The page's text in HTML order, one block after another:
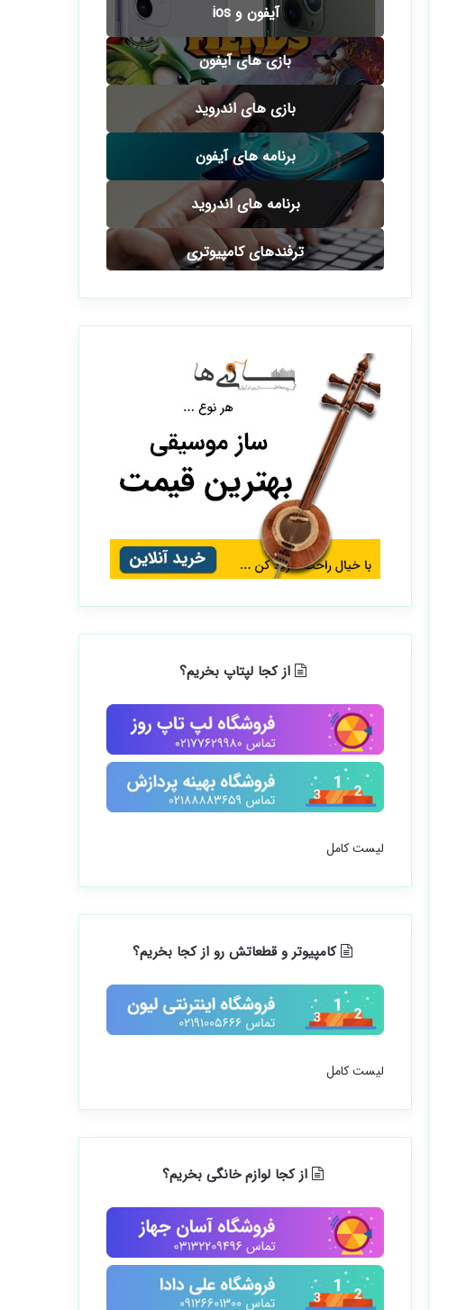
آیفون و ios
بازی های آیفون
بازی های اندروید
برنامه های آیفون
برنامه های اندروید
ترفندهای کامپیوتری
از کجا لپتاپ بخریم؟
لیست کامل
کامپیوتر و قطعاتش رو از کجا بخریم؟
لیست کامل
از کجا لوازم خانگی بخریم؟